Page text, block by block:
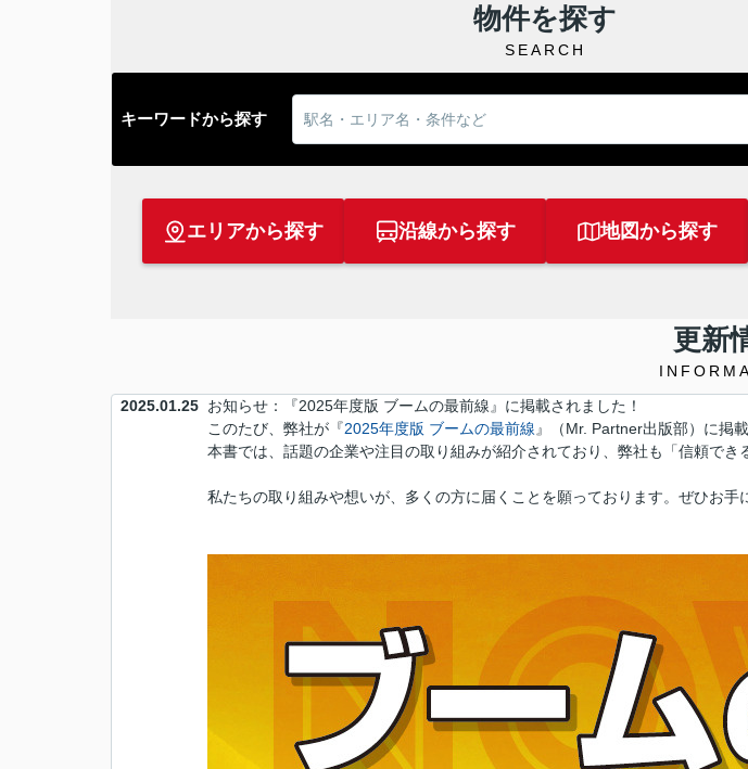
物件を探す
SEARCH
キーワードから探す
エリアから探す 沿線から探す 地図から探す
更新
2025.01.25 お知らせ：『2025年度版 ブームの最前線』に掲載されました！
このたび、弊社が『2025年度版 ブームの最前線 』（Mr. Partner出版部）に掲
本書では、話題の企業や注目の取り組みが紹介されており、弊社も「信頼でき
私たちの取り組みや想いが、多くの方に届くことを願っております。ぜひお手